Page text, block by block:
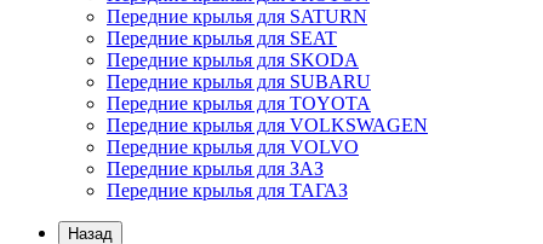
Передние крылья для SATURN
Передние крылья для SEAT
Передние крылья для SKODA
Передние крылья для SUBARU
Передние крылья для TOYOTA
Передние крылья для VOLKSWAGEN
Передние крылья для VOLVO
Передние крылья для ЗАЗ
Передние крылья для ТАГАЗ
Назад